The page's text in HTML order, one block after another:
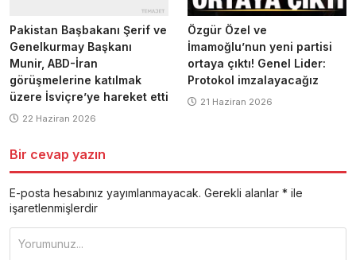
Pakistan Başbakanı Şerif ve
Genelkurmay Başkanı
Munir, ABD-İran
görüşmelerine katılmak
üzere İsviçre’ye hareket etti
22 Haziran 2026
Özgür Özel ve
İmamoğlu’nun yeni partisi
ortaya çıktı! Genel Lider:
Protokol imzalayacağız
21 Haziran 2026
Bir cevap yazın
E-posta hesabınız yayımlanmayacak. Gerekli alanlar * ile
işaretlenmişlerdir